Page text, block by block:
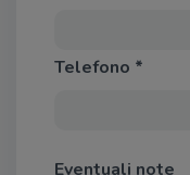
Telefono *
Eventuali note